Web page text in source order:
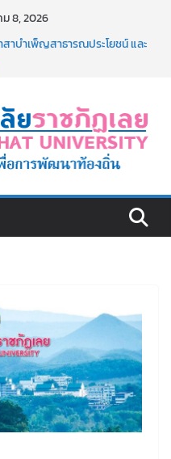
ม 8, 2026
าบำเพ็ญสาธารณประโยชน์ และ
เปิดบ้าน LRU ครั้งที่ 4 เปิดให้
ชาในฝัน สู่อนาคตที่ใช่
แจงกับคณะอนุกรรมาธิการ